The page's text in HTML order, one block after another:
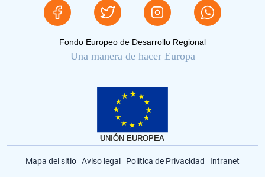
Fondo Europeo de Desarrollo Regional
Una manera de hacer Europa
Mapa del sitio Aviso legal Politica de Privacidad Intranet